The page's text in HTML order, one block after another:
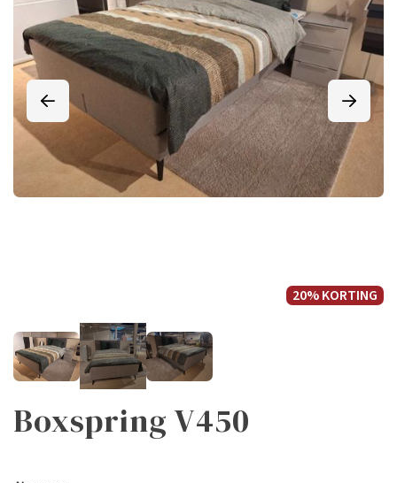
20% KORTING
Boxspring V450